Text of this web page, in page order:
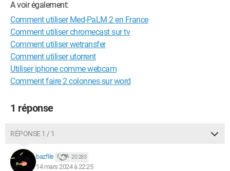
A voir également:
Comment utiliser Med-PaLM 2 en France
Comment utiliser chromecast sur tv
Comment utiliser wetransfer
Comment utiliser utorrent
Utiliser iphone comme webcam
Comment faire 2 colonnes sur word
1 réponse
RÉPONSE 1 / 1
bazfile 20 283
14 mars 2024 à 22:25